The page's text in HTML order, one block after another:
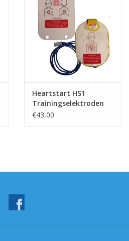
Heartstart HS1
Trainingselektroden
Kind
€43,00